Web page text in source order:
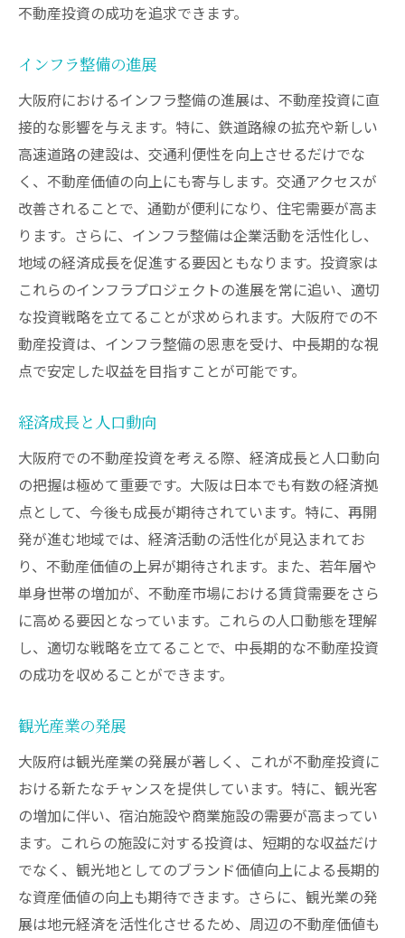
不動産投資の成功を追求できます。
インフラ整備の進展
大阪府におけるインフラ整備の進展は、不動産投資に直
接的な影響を与えます。特に、鉄道路線の拡充や新しい
高速道路の建設は、交通利便性を向上させるだけでな
く、不動産価値の向上にも寄与します。交通アクセスが
改善されることで、通勤が便利になり、住宅需要が高ま
ります。さらに、インフラ整備は企業活動を活性化し、
地域の経済成長を促進する要因ともなります。投資家は
これらのインフラプロジェクトの進展を常に追い、適切
な投資戦略を立てることが求められます。大阪府での不
動産投資は、インフラ整備の恩恵を受け、中長期的な視
点で安定した収益を目指すことが可能です。
経済成長と人口動向
大阪府での不動産投資を考える際、経済成長と人口動向
の把握は極めて重要です。大阪は日本でも有数の経済拠
点として、今後も成長が期待されています。特に、再開
発が進む地域では、経済活動の活性化が見込まれてお
り、不動産価値の上昇が期待されます。また、若年層や
単身世帯の増加が、不動産市場における賃貸需要をさら
に高める要因となっています。これらの人口動態を理解
し、適切な戦略を立てることで、中長期的な不動産投資
の成功を収めることができます。
観光産業の発展
大阪府は観光産業の発展が著しく、これが不動産投資に
おける新たなチャンスを提供しています。特に、観光客
の増加に伴い、宿泊施設や商業施設の需要が高まってい
ます。これらの施設に対する投資は、短期的な収益だけ
でなく、観光地としてのブランド価値向上による長期的
な資産価値の向上も期待できます。さらに、観光業の発
展は地元経済を活性化させるため、周辺の不動産価値も